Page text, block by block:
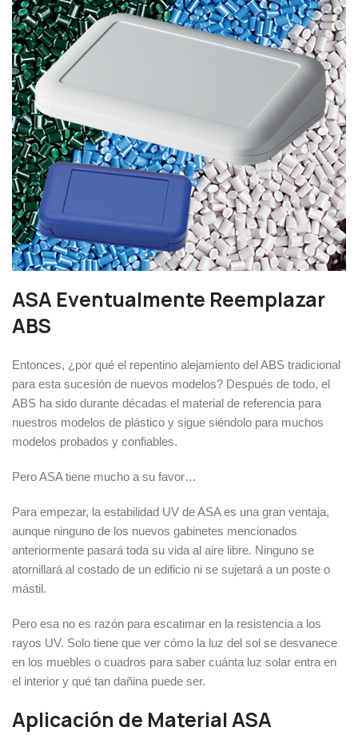
ASA Eventualmente Reemplazar
ABS
Entonces, ¿por qué el repentino alejamiento del ABS tradicional
para esta sucesión de nuevos modelos? Después de todo, el
ABS ha sido durante décadas el material de referencia para
nuestros modelos de plástico y sigue siéndolo para muchos
modelos probados y confiables.
Pero ASA tiene mucho a su favor…
Para empezar, la estabilidad UV de ASA es una gran ventaja,
aunque ninguno de los nuevos gabinetes mencionados
anteriormente pasará toda su vida al aire libre. Ninguno se
atornillará al costado de un edificio ni se sujetará a un poste o
mástil.
Pero esa no es razón para escatimar en la resistencia a los
rayos UV. Solo tiene que ver cómo la luz del sol se desvanece
en los muebles o cuadros para saber cuánta luz solar entra en
el interior y qué tan dañina puede ser.
Aplicación de Material ASA